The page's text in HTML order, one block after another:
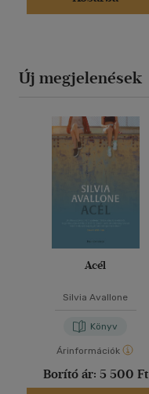
Új megjelenések
Acél
Silvia Avallone
Könyv
Árinformációk
Borító ár: 5 500 Ft